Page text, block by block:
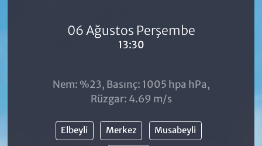
06 Ağustos Perşembe
13:30
Nem: %23, Basınç: 1005 hpa hPa,
Rüzgar: 4.69 m/s
Elbeyli Merkez Musabeyli